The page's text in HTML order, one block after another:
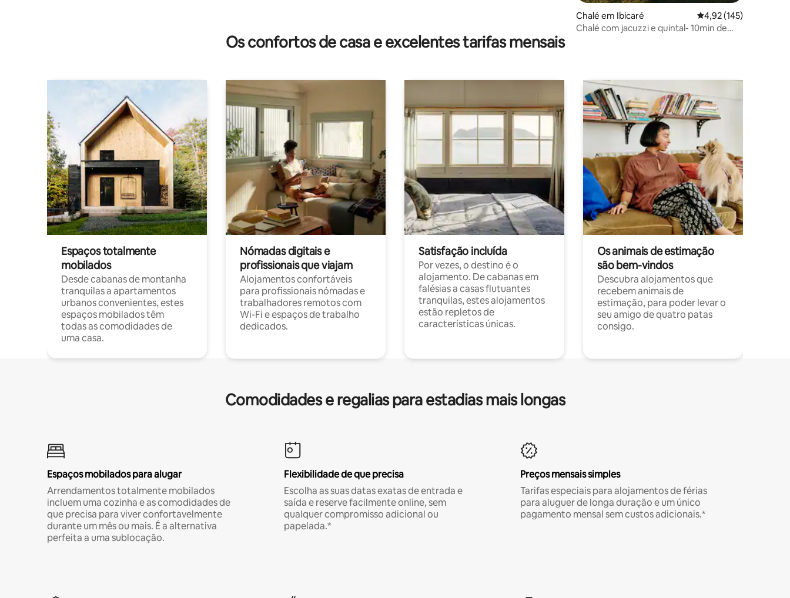
Chalé em Ibicaré Classificação média
4,92 (145)
Chalé com jacuzzi e quintal- 10min de
Os confortos de casa e excelentes tarifas mensais
Espaços totalmente
mobilados
Desde cabanas de montanha
tranquilas a apartamentos
urbanos convenientes, estes
espaços mobilados têm
todas as comodidades de
uma casa.
Nómadas digitais e
profissionais que viajam
Alojamentos confortáveis
para profissionais nómadas e
trabalhadores remotos com
Wi-Fi e espaços de trabalho
dedicados.
Satisfação incluída
Por vezes, o destino é o
alojamento. De cabanas em
falésias a casas flutuantes
tranquilas, estes alojamentos
estão repletos de
características únicas.
Os animais de estimação
são bem-vindos
Descubra alojamentos que
recebem animais de
estimação, para poder levar o
seu amigo de quatro patas
consigo.
Comodidades e regalias para estadias mais longas
Espaços mobilados para alugar
Arrendamentos totalmente mobilados
incluem uma cozinha e as comodidades de
que precisa para viver confortavelmente
durante um mês ou mais. É a alternativa
perfeita a uma sublocação.
Flexibilidade de que precisa
Escolha as suas datas exatas de entrada e
saída e reserve facilmente online, sem
qualquer compromisso adicional ou
papelada.*
Preços mensais simples
Tarifas especiais para alojamentos de férias
para aluguer de longa duração e um único
pagamento mensal sem custos adicionais.*